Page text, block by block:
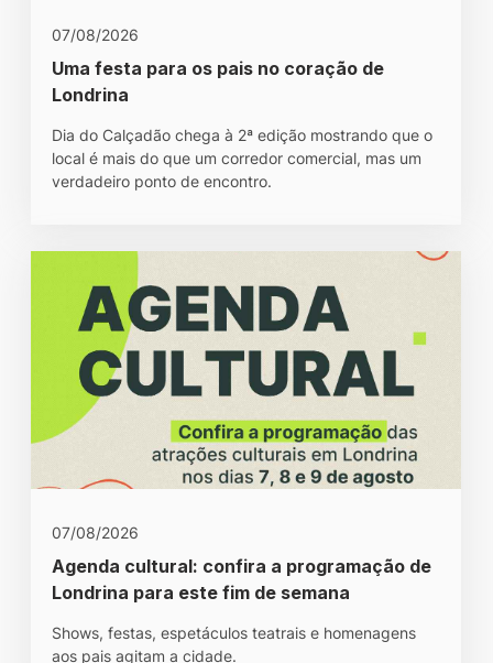
07/08/2026
Uma festa para os pais no coração de
Londrina
Dia do Calçadão chega à 2ª edição mostrando que o
local é mais do que um corredor comercial, mas um
verdadeiro ponto de encontro.
07/08/2026
Agenda cultural: confira a programação de
Londrina para este fim de semana
Shows, festas, espetáculos teatrais e homenagens
aos pais agitam a cidade.